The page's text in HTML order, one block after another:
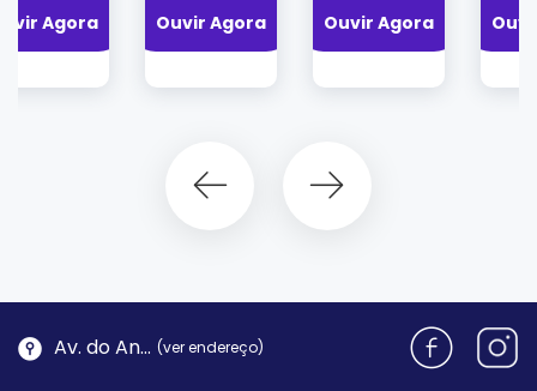
Ouvir Agora Ouvir Agora Ouvir Agora
Av. do Antão, 1762 - Morro da Cruz | Florianópolis (ver endereço)